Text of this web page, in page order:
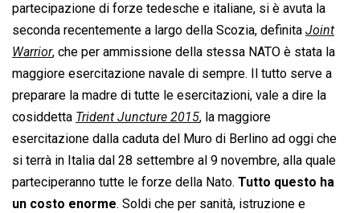
partecipazione di forze tedesche e italiane, si è avuta la
seconda recentemente a largo della Scozia, definita  Joint
Warrior, che per ammissione della stessa NATO è stata la
maggiore esercitazione navale di sempre. Il tutto serve a
preparare la madre di tutte le esercitazioni, vale a dire la
cosiddetta  Trident Juncture 2015, la maggiore
esercitazione dalla caduta del Muro di Berlino ad oggi che
si terrà in Italia dal 28 settembre al 9 novembre, alla quale
parteciperanno tutte le forze della Nato. Tutto questo ha
un costo enorme. Soldi che per sanità, istruzione e